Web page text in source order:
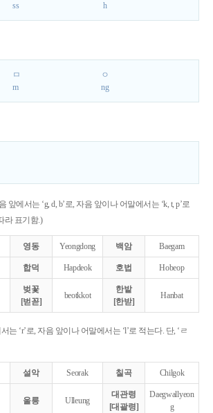
ss
h
ㅁ
m
ㅇ
ng
앞에서는 ‘g, d, b’로, 자음 앞이나 어말에서는 ‘k, t, p’로
라 표기함.)
영동 Yeongdong 백암 Baegam
합덕 Hapdeok 호법 Hobeop
벚꽃
[벋꼳]
beotkkot
한밭
[한받]
Hanbat
는 ‘r’로, 자음 앞이나 어말에서는 ‘l’로 적는다. 단, ‘ㄹ
설악 Seorak 칠곡 Chilgok
울릉 Ulleung
대관령
[대괄령]
Daegwallyeon
g